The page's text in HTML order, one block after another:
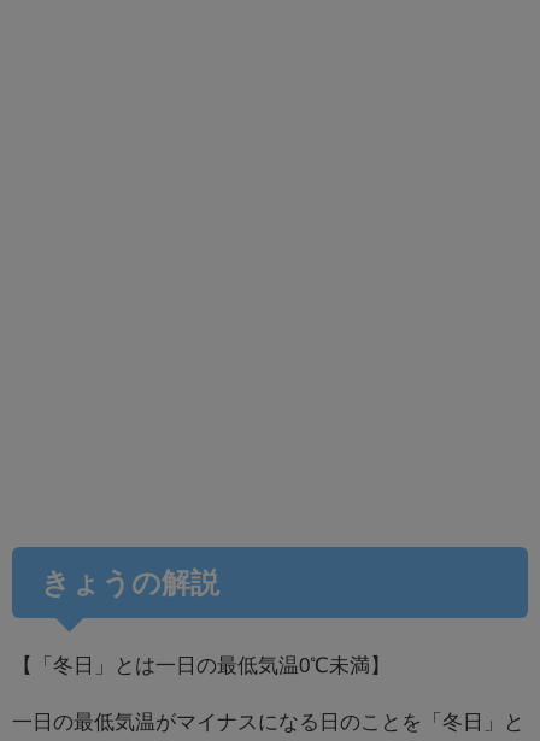
きょうの解説
【「冬日」とは一日の最低気温0℃未満】
一日の最低気温がマイナスになる日のことを「冬日」と